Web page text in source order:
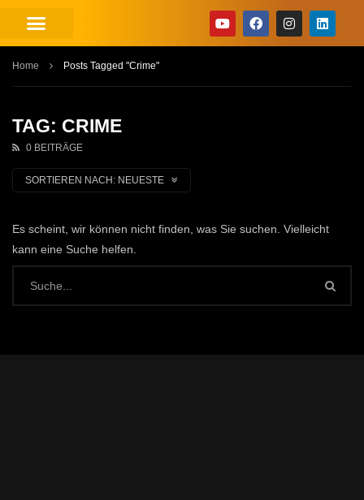
Home Posts Tagged "Crime"
TAG: CRIME
0 BEITRÄGE
SORTIEREN NACH: NEUESTE
Es scheint, wir können nicht finden, was Sie suchen. Vielleicht
kann eine Suche helfen.